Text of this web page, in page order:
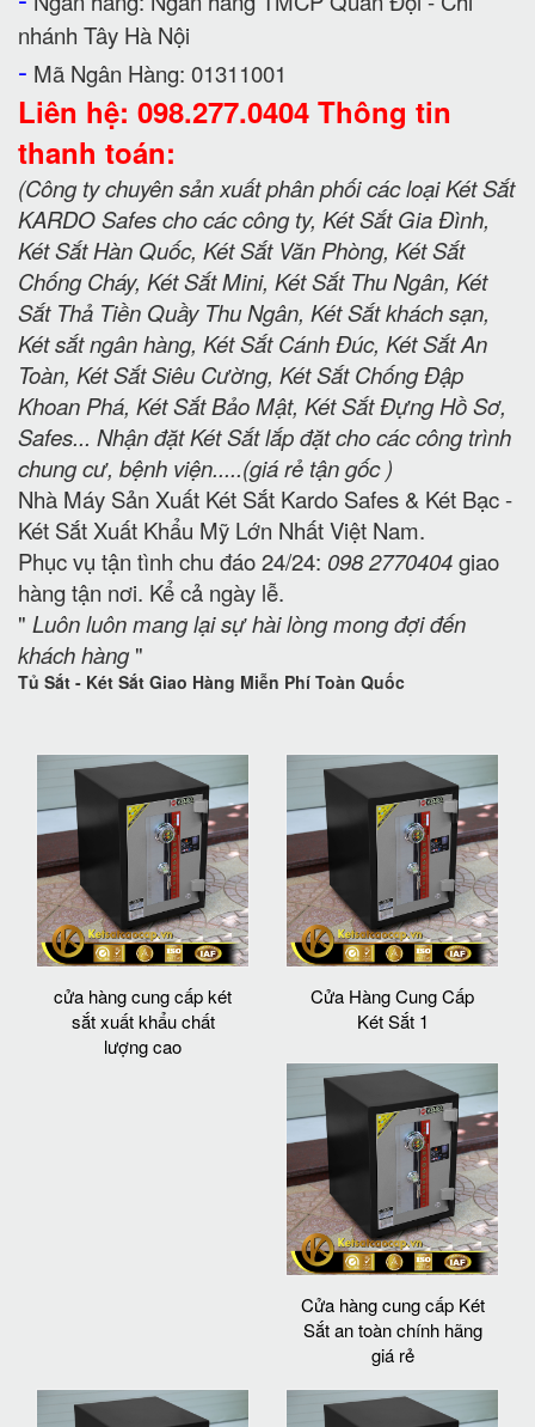
nhánh Tây Hà Nội
- Mã Ngân Hàng: 01311001
Liên hệ: 098.277.0404 Thông tin
thanh toán:
(Công ty chuyên sản xuất phân phối các loại Két Sắt
KARDO Safes cho các công ty, Két Sắt Gia Đình,
Két Sắt Hàn Quốc, Két Sắt Văn Phòng, Két Sắt
Chống Cháy, Két Sắt Mini, Két Sắt Thu Ngân, Két
Sắt Thả Tiền Quầy Thu Ngân, Két Sắt khách sạn,
Két sắt ngân hàng, Két Sắt Cánh Đúc, Két Sắt An
Toàn, Két Sắt Siêu Cường, Két Sắt Chống Đập
Khoan Phá, Két Sắt Bảo Mật, Két Sắt Đựng Hồ Sơ,
Safes... Nhận đặt Két Sắt lắp đặt cho các công trình
chung cư, bệnh viện.....(giá rẻ tận gốc )
Nhà Máy Sản Xuất Két Sắt Kardo Safes & Két Bạc -
Két Sắt Xuất Khẩu Mỹ Lớn Nhất Việt Nam.
Phục vụ tận tình chu đáo 24/24: 098 2770404giao
hàng tận nơi. Kể cả ngày lễ.
" Luôn luôn mang lại sự hài lòng mong đợi đến
khách hàng"
Tủ Sắt - Két Sắt Giao Hàng Miễn Phí Toàn Quốc
cửa hàng cung cấp két
sắt xuất khẩu chất
lượng cao
Cửa Hàng Cung Cấp
Két Sắt 1
Cửa hàng cung cấp Két
Sắt an toàn chính hãng
giá rẻ